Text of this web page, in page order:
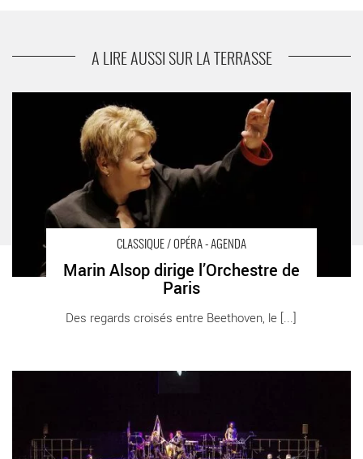
scène par Marie-Louise Bischofberger
A LIRE AUSSI SUR LA TERRASSE
CLASSIQUE / OPÉRA - AGENDA
Marin Alsop dirige l’Orchestre de
Paris
Des regards croisés entre Beethoven, le [...]
Marin Alsop dirige l’Orchestre de Paris - Critique sortie
Classique / Opéra Paris Philharmonie
Custodians of the Sky, la nouvelle œuvre du compositeur Luke
Styles interprétée par l’ensemble Le Balcon au Musée Branly -
Critique sortie Classique / Opéra Paris Musée du Quai Branly-
Jacques Chirac — Théâtre Claude Lévi-Strauss